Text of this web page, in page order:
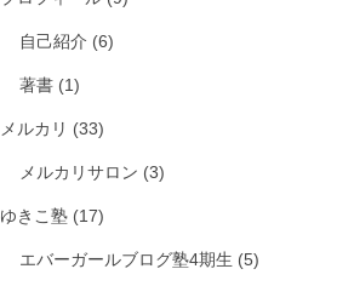
自己紹介 (6)
著書 (1)
メルカリ (33)
メルカリサロン (3)
ゆきこ塾 (17)
エバーガールブログ塾4期生 (5)